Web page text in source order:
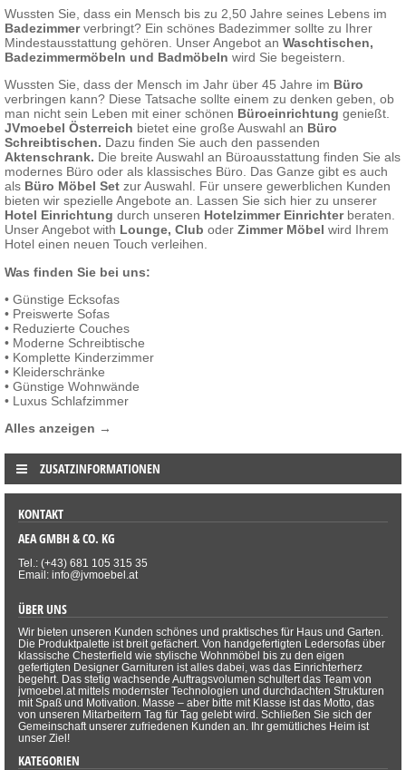
Wussten Sie, dass ein Mensch bis zu 2,50 Jahre seines Lebens im
Badezimmerverbringt? Ein schönes Badezimmer sollte zu Ihrer
Mindestausstattung gehören. Unser Angebot an Waschtischen,
Badezimmermöbeln und Badmöbeln wird Sie begeistern.
Wussten Sie, dass der Mensch im Jahr über 45 Jahre im Büro
verbringen kann? Diese Tatsache sollte einem zu denken geben, ob
man nicht sein Leben mit einer schönen Büroeinrichtung genießt.
JVmoebel Österreich bietet eine große Auswahl an Büro
Schreibtischen. Dazu finden Sie auch den passenden
Aktenschrank. Die breite Auswahl an Büroausstattung finden Sie als
modernes Büro oder als klassisches Büro. Das Ganze gibt es auch
als Büro Möbel Set zur Auswahl. Für unsere gewerblichen Kunden
bieten wir spezielle Angebote an. Lassen Sie sich hier zu unserer
Hotel Einrichtung durch unseren Hotelzimmer Einrichterberaten.
Unser Angebot with Lounge, Club oder Zimmer Möbel wird Ihrem
Hotel einen neuen Touch verleihen.
Was finden Sie bei uns:
• Günstige Ecksofas
• Preiswerte Sofas
• Reduzierte Couches
• Moderne Schreibtische
• Komplette Kinderzimmer
• Kleiderschränke
• Günstige Wohnwände
• Luxus Schlafzimmer
Alles anzeigen →
ZUSATZINFORMATIONEN
KONTAKT
AEA GMBH & CO. KG
Tel.: (+43) 681 105 315 35
Email: info@jvmoebel.at
ÜBER UNS
Wir bieten unseren Kunden schönes und praktisches für Haus und Garten.
Die Produktpalette ist breit gefächert. Von handgefertigten Ledersofas über
klassische Chesterfield wie stylische Wohnmöbel bis zu den eigen
gefertigten Designer Garnituren ist alles dabei, was das Einrichterherz
begehrt. Das stetig wachsende Auftragsvolumen schultert das Team von
jvmoebel.at mittels modernster Technologien und durchdachten Strukturen
mit Spaß und Motivation. Masse – aber bitte mit Klasse ist das Motto, das
von unseren Mitarbeitern Tag für Tag gelebt wird. Schließen Sie sich der
Gemeinschaft unserer zufriedenen Kunden an. Ihr gemütliches Heim ist
unser Ziel!
KATEGORIEN